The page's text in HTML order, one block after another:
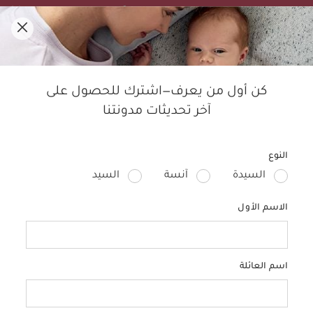
تنزيلات الصيف! تسوقي الأفضل مبيعًا بخصم لغاية 50%.
الحمل
الأطفال
كن أول من يعرف—اشترك للحصول على
آخر تحديثات مدونتنا
النوع
السيدة آنسة السيد
الاسم الأول
اسم العائلة